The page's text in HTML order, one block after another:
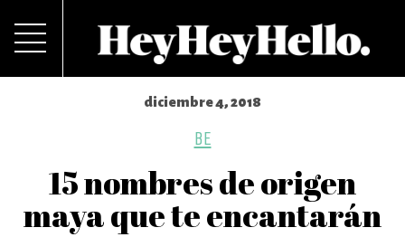
diciembre 4, 2018
BE
15 nombres de origen
maya que te encantarán